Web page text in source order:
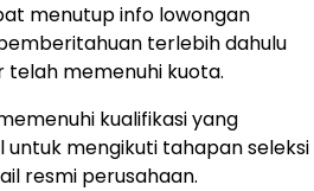
menutup info lowongan
terlebih dahulu
memenuhi kuota.
kualifikasi yang
untuk mengikuti tahapan seleksi
resmi perusahaan.